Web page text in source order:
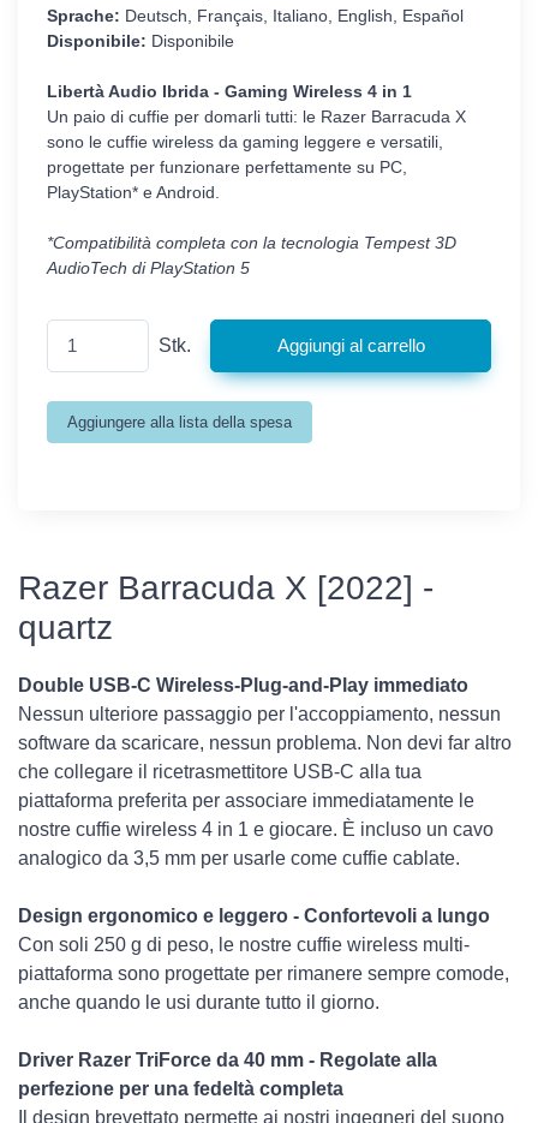
Sprache: Deutsch, Français, Italiano, English, Español
Disponibile: Disponibile
Libertà Audio Ibrida - Gaming Wireless 4 in 1
Un paio di cuffie per domarli tutti: le Razer Barracuda X
sono le cuffie wireless da gaming leggere e versatili,
progettate per funzionare perfettamente su PC,
PlayStation* e Android.
*Compatibilità completa con la tecnologia Tempest 3D
AudioTech di PlayStation 5
Stk.
Razer Barracuda X [2022] -
quartz
Double USB-C Wireless-Plug-and-Play immediato
Nessun ulteriore passaggio per l'accoppiamento, nessun
software da scaricare, nessun problema. Non devi far altro
che collegare il ricetrasmettitore USB-C alla tua
piattaforma preferita per associare immediatamente le
nostre cuffie wireless 4 in 1 e giocare. È incluso un cavo
analogico da 3,5 mm per usarle come cuffie cablate.
Design ergonomico e leggero - Confortevoli a lungo
Con soli 250 g di peso, le nostre cuffie wireless multi-
piattaforma sono progettate per rimanere sempre comode,
anche quando le usi durante tutto il giorno.
Driver Razer TriForce da 40 mm - Regolate alla
perfezione per una fedeltà completa
Il design brevettato permette ai nostri ingegneri del suono